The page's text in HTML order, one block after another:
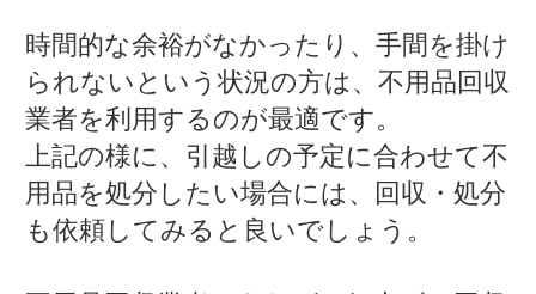
時間的な余裕がなかったり、手間を掛け
られないという状況の方は、不用品回収
業者を利用するのが最適です。
上記の様に、引越しの予定に合わせて不
用品を処分したい場合には、回収・処分
も依頼してみると良いでしょう。